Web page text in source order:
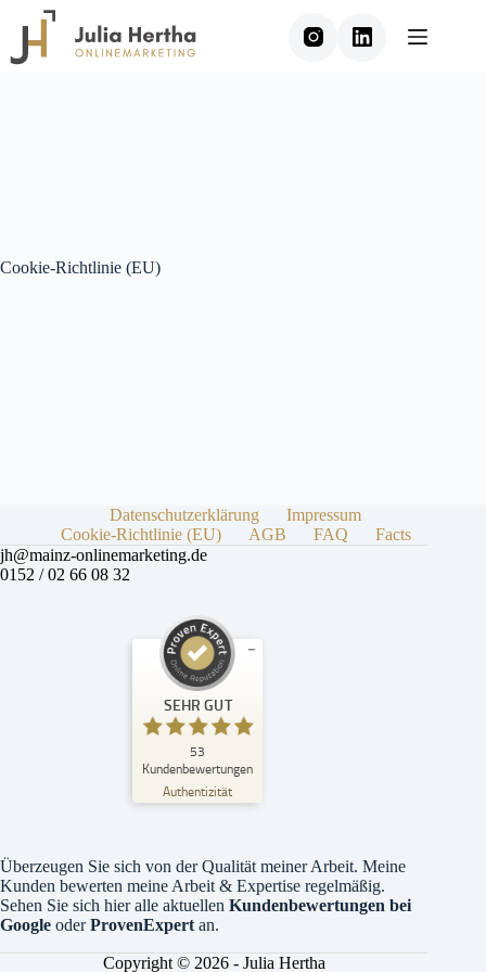
Inhalt
springen
Cookie-Richtlinie (EU)
Datenschutzerklärung
Impressum
Cookie-Richtlinie (EU)
AGB FAQ
Facts
jh@mainz-onlinemarketing.de
0152 / 02 66 08 32
SEHR GUT
53
Kundenbewertungen
Authentizität
Kundenbewertungen und Erfahrungen zu
Julia Hertha
%
Empfehlungen auf
ProvenExpert.com
4,99
Bewertungen auf
ProvenExpert.com
35
Bewertungen von
1
anderen Quelle
Überzeugen Sie sich von der Qualität meiner Arbeit. Meine
Kunden bewerten meine Arbeit & Expertise regelmäßig.
Sehen Sie sich hieralle aktuellen Kundenbewertungen bei
Google oderProvenExpert an.
Copyright © 2026 - Julia Hertha